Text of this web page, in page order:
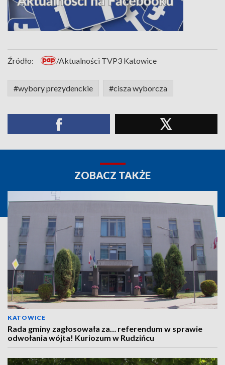
Źródło: /Aktualności TVP3 Katowice
#wybory prezydenckie #cisza wyborcza
ZOBACZ TAKŻE
KATOWICE
Rada gminy zagłosowała za… referendum w sprawie
odwołania wójta! Kuriozum w Rudzińcu